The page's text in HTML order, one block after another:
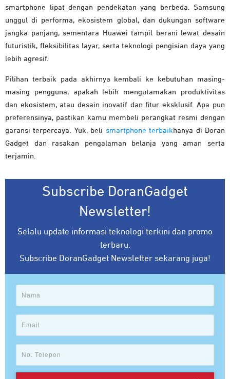
smartphone lipat dengan pendekatan yang berbeda. Samsung
unggul di performa, ekosistem global, dan dukungan software
jangka panjang, sementara Huawei tampil berani lewat desain
futuristik, fleksibilitas layar, serta teknologi pengisian daya yang
lebih agresif.
Pilihan terbaik pada akhirnya kembali ke kebutuhan masing-
masing pengguna, apakah lebih mengutamakan produktivitas
dan ekosistem, atau desain inovatif dan fitur eksklusif. Apa pun
preferensinya, pastikan kamu membeli perangkat resmi dengan
garansi terpercaya. Yuk, beli smartphone terbaikhanya di Doran
Gadget dan rasakan pengalaman belanja yang aman serta
terjamin.
Subscribe DoranGadget
Newsletter!
Selalu update informasi teknologi terkini dan promo
terbaru.
Subscribe DoranGadget Newsletter sekarang juga!